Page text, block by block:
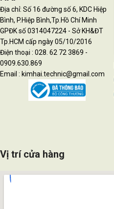
Địa chỉ: Số 16 đường số 6, KDC Hiệp
Bình, P.Hiệp Bình,Tp.Hồ Chí Minh
GPĐK số 0314047224 - Sở KH&ĐT
Tp.HCM cấp ngày 05/10/2016
Điện thoại : 028. 62 72 3869 -
0909.630.869
Email : kimhai.technic@gmail.com
Vị trí cửa hàng